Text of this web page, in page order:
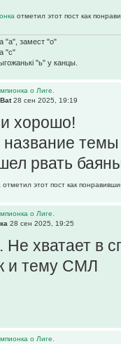
отметил этот пост как
"а", замест "о"
"с"
"ь" у канцы.
о Лиге.
28 сен 2025, 19:19
хорошо!
название
рвать
отметил этот пост как
о Лиге.
28 сен 2025, 19:25
Не хватает в
и тему СМЛ
о Лиге.